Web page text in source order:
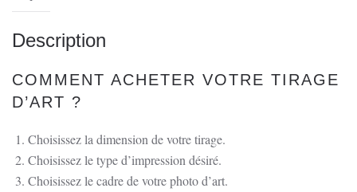
de
Photo
d'un
voilier
à
Nera
en
Corse
Description
COMMENT ACHETER VOTRE TIRAGE
D’ART ?
Choisissez la dimension de votre tirage.
Choisissez le type d’impression désiré.
Choisissez le cadre de votre photo d’art.